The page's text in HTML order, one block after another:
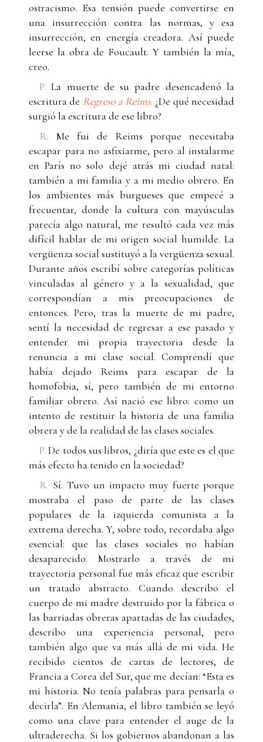
ostracismo. Esa tensión puede convertirse en
una insurrección contra las normas, y esa
insurrección, en energía creadora. Así puede
leerse la obra de Foucault. Y también la mía,
creo.
P. La muerte de su padre desencadenó la
escritura de Regreso a Reims. ¿De qué necesidad
surgió la escritura de ese libro?
R. Me fui de Reims porque necesitaba
escapar para no asfixiarme, pero al instalarme
en París no solo dejé atrás mi ciudad natal:
también a mi familia y a mi medio obrero. En
los ambientes más burgueses que empecé a
frecuentar, donde la cultura con mayúsculas
parecía algo natural, me resultó cada vez más
difícil hablar de mi origen social humilde. La
vergüenza social sustituyó a la vergüenza sexual.
Durante años escribí sobre categorías políticas
vinculadas al género y a la sexualidad, que
correspondían a mis preocupaciones de
entonces. Pero, tras la muerte de mi padre,
sentí la necesidad de regresar a ese pasado y
entender mi propia trayectoria desde la
renuncia a mi clase social. Comprendí que
había dejado Reims para escapar de la
homofobia, sí, pero también de mi entorno
familiar obrero. Así nació ese libro: como un
intento de restituir la historia de una familia
obrera y de la realidad de las clases sociales.
P. De todos sus libros, ¿diría que este es el que
más efecto ha tenido en la sociedad?
R. Sí. Tuvo un impacto muy fuerte porque
mostraba el paso de parte de las clases
populares de la izquierda comunista a la
extrema derecha. Y, sobre todo, recordaba algo
esencial: que las clases sociales no habían
desaparecido. Mostrarlo a través de mi
trayectoria personal fue más eficaz que escribir
un tratado abstracto. Cuando describo el
cuerpo de mi madre destruido por la fábrica o
las barriadas obreras apartadas de las ciudades,
describo una experiencia personal, pero
también algo que va más allá de mi vida. He
recibido cientos de cartas de lectores, de
Francia a Corea del Sur, que me decían: “Esta es
mi historia. No tenía palabras para pensarla o
decirla”. En Alemania, el libro también se leyó
como una clave para entender el auge de la
ultraderecha. Si los gobiernos abandonan a las